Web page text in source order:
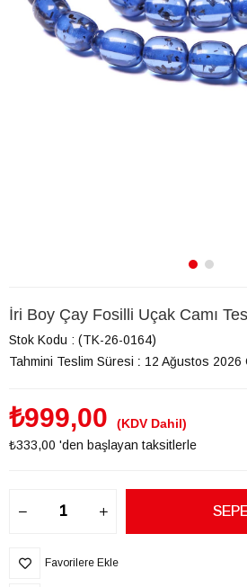
İri Boy Çay Fosilli Uçak Camı
Stok Kodu
(TK-26-0164)
Tahmini Teslim Süresi : 12 Ağustos 2026
₺999,00
(KDV Dahil)
₺333,00 'den başlayan taksitlerle
Favorilere Ekle